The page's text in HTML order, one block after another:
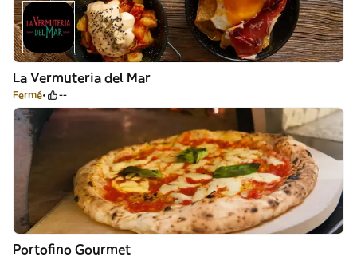
La Vermuteria del Mar
Fermé --
Portofino Gourmet